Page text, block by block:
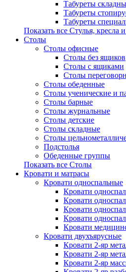
Табуреты
Табуреты
Табуреты
Показать все Стулья, кресла
Столы
Столы офисные
Столы без ящиков
Столы с ящиками
Столы
Столы обеденные
Столы ученические и
Столы барные
Столы журнальные
Столы детские
Столы складные
Столы
Подстолья
Обеденные группы
Показать все Столы
Кровати и матрасы
Кровати односпальные
Кровати
Кровати
Кровати
Кровати
Кровати
Кровати двухъярусные
Кровати 2-яр
Кровати 2-яр
Кровати 2-яр